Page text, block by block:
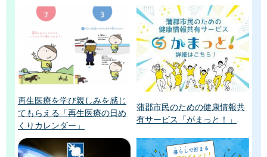
再生医療を学び親しみを感じ
てもらえる「再生医療の日め
くりカレンダー」
蒲郡市民のための健康情報共
有サービス「がまっと！」